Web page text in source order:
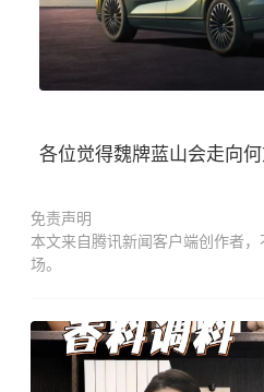
各位觉得魏牌蓝山会走向何
免责声明
本文来自腾讯新闻客户端创作者
场。